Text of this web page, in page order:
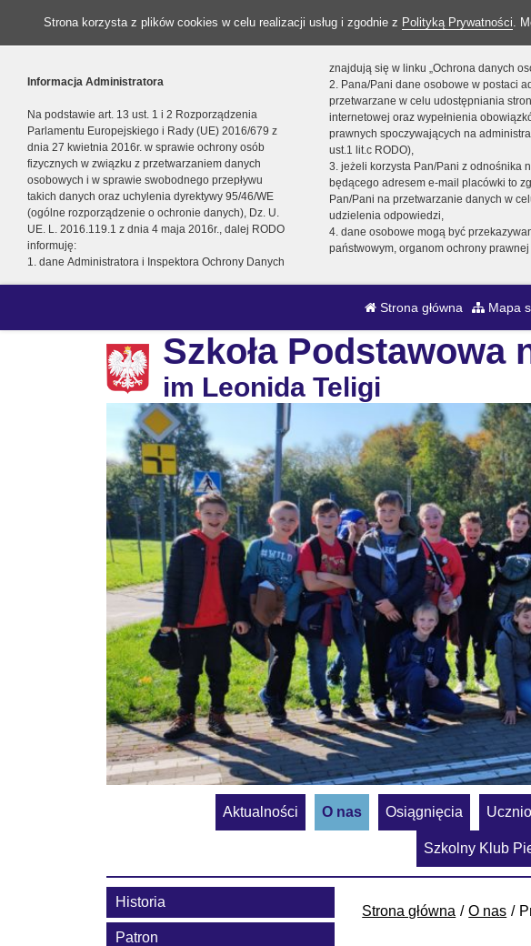
Strona korzysta z plików cookies w celu realizacji usług i zgodnie z Polityką Prywatności.
Informacja Administratora
Na podstawie art. 13 ust. 1 i 2 Rozporządzenia
Parlamentu Europejskiego i Rady (UE) 2016/679 z
dnia 27 kwietnia 2016r. w sprawie ochrony osób
fizycznych w związku z przetwarzaniem danych
osobowych i w sprawie swobodnego przepływu
takich danych oraz uchylenia dyrektywy 95/46/WE
(ogólne rozporządzenie o ochronie danych), Dz. U.
UE. L. 2016.119.1 z dnia 4 maja 2016r., dalej RODO
informuję:
1. dane Administratora i Inspektora Ochrony Danych
znajdują się w linku „Ochrona danych
2. Pana/Pani dane osobowe w postaci
przetwarzane w celu udostępniania
internetowej oraz wypełnienia
prawnych spoczywających na
ust.1 lit.c RODO),
3. jeżeli korzysta Pan/Pani z odnośnika
będącego adresem e-mail placówki to
Pan/Pani na przetwarzanie danych w
udzielenia odpowiedzi,
4. dane osobowe mogą być
państwowym, organom ochrony
Strona główna Mapa
Szkoła Podstawowa
im Leonida Teligi
Aktualności O nas Osiągnięcia
Szkolny Klub
Strona główna O nas
Historia
Patron